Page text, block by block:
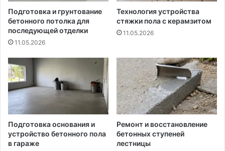
Подготовка и грунтование
бетонного потолка для
последующей отделки
11.05.2026
Технология устройства
стяжки пола с керамзитом
11.05.2026
Подготовка основания и
устройство бетонного пола
в гараже
Ремонт и восстановление
бетонных ступеней
лестницы